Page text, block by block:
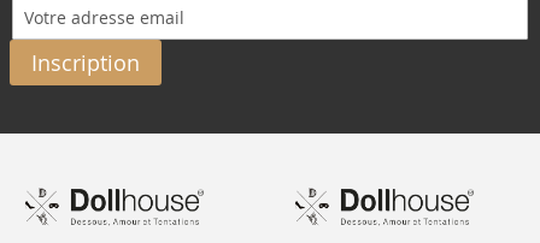
Inscription